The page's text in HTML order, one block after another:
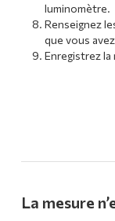
luminomètre.
Renseignez
que vous
Enregistrez la
La mesure